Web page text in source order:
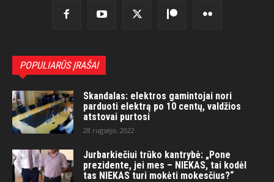
POPULIARŪS ĮRAŠAI
Skandalas: elektros gamintojai nori
parduoti elektrą po 10 centų, valdžios
atstovai purtosi
28 rugsėjo, 2022
Jurbarkiečiui trūko kantrybė: „Pone
prezidente, jei mes – NIEKAS, tai kodėl
tas NIEKAS turi mokėti mokesčius?“